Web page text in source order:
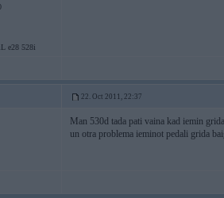
e28 528i
22. Oct 2011, 22:37
Man 530d tada pati vaina kad iemin
un otra problema ieminot pedali grida